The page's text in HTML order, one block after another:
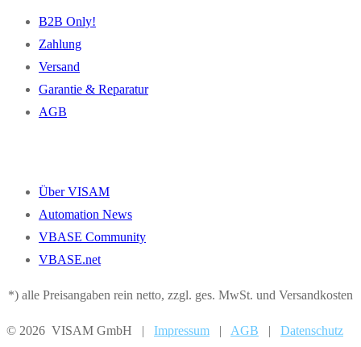
B2B Only!
Zahlung
Versand
Garantie & Reparatur
AGB
Über VISAM
Automation News
VBASE Community
VBASE.net
*) alle Preisangaben rein netto, zzgl. ges. MwSt. und Versandkosten
© 2026 VISAM GmbH | Impressum | AGB | Datenschutz